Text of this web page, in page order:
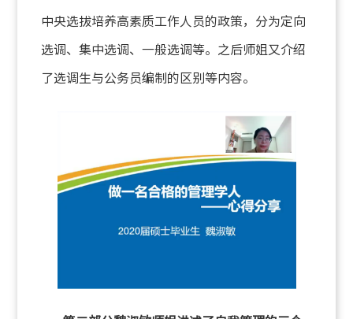
中央选拔培养高素质工作人员的政策，分为定向
选调、集中选调、一般选调等。之后师姐又介绍
了选调生与公务员编制的区别等内容。